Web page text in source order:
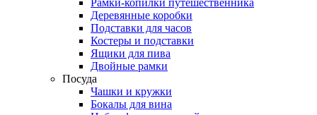
Рамки-копилки путешественника
Деревянные коробки
Подставки для часов
Костеры и подставки
Ящики для пива
Двойные рамки
Посуда
Чашки и кружки
Бокалы для вина